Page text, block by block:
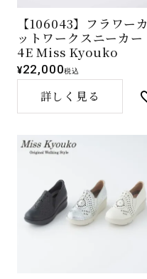
【106043】フラワーカ
ットワークスニーカー
4E Miss Kyouko
¥22,000税込
詳しく見る